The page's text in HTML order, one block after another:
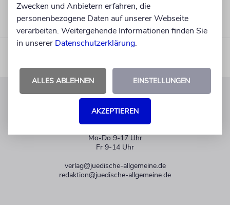
KUNDENSERVICE
Mo-Do 9-17 Uhr
Fr 9-14 Uhr
verlag@juedische-allgemeine.de
redaktion@juedische-allgemeine.de
Zwecken und Anbietern erfahren, die
personenbezogene Daten auf unserer Webseite
verarbeiten. Weitergehende Informationen finden Sie
in unserer Datenschutzerklärung.
ALLES ABLEHNEN EINSTELLUNGEN
AKZEPTIEREN